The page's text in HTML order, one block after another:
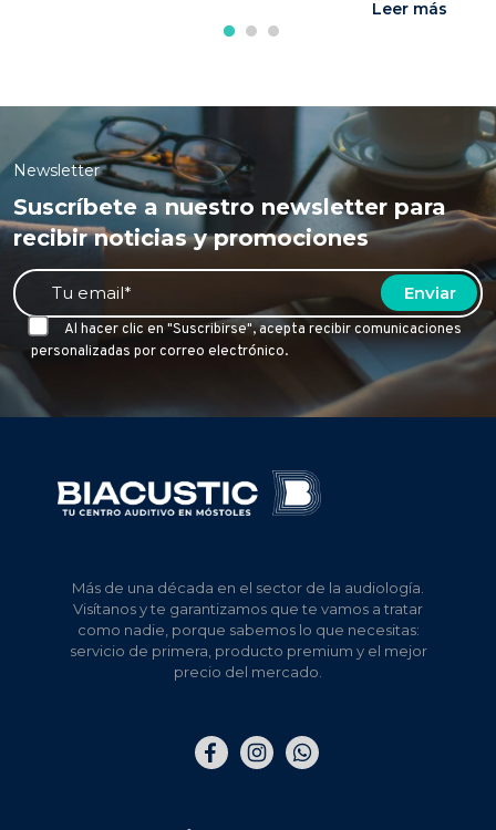
Leer más
Newsletter
Suscríbete a nuestro newsletter para
recibir noticias y promociones
Al hacer clic en "Suscribirse", acepta recibir comunicaciones
personalizadas por correo electrónico.
Más de una década en el sector de la audiología.
Visítanos y te garantizamos que te vamos a tratar
como nadie, porque sabemos lo que necesitas:
servicio de primera, producto premium y el mejor
precio del mercado.
Elemento
del
Elemento
del
Elemento
del